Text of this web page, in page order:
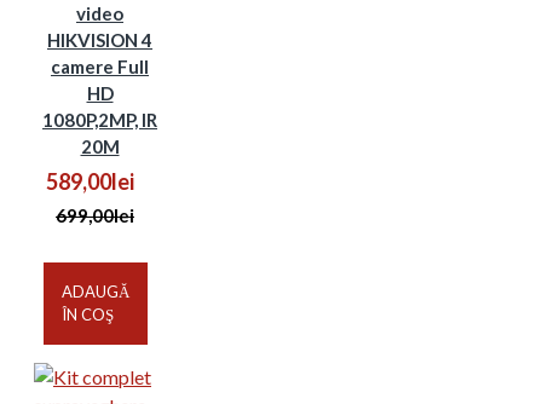
video
HIKVISION 4
camere Full
HD
1080P,2MP, IR
20M
589,00lei
699,00lei
ADAUGĂ
ÎN COŞ